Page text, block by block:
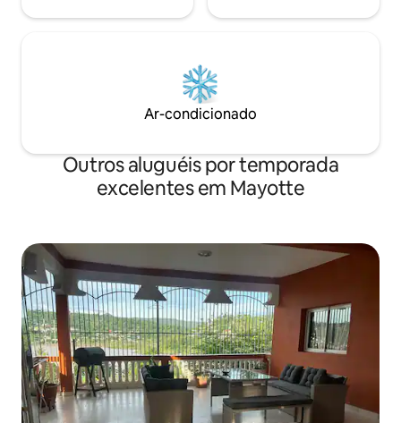
Ar-condicionado
Outros aluguéis por temporada
excelentes em Mayotte